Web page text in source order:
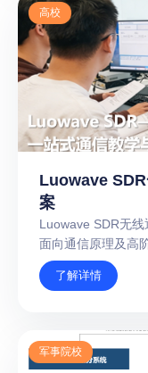
高校
Luowave
案
Luowave SDR无
面向通信原理及高
了解详情
军事院校